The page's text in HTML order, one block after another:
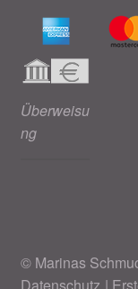
Überweisu
ng
© Marinas